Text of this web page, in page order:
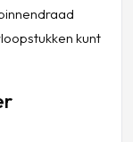
kunt